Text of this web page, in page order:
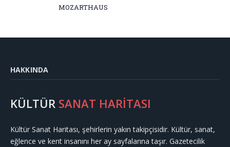
MOZARTHAUS
HAKKINDA
KÜLTÜR SANAT HARİTASI
Kültür Sanat Haritası, şehirlerin yakın takipçisidir. Kültür, sanat,
eğlence ve kent insanını her ay sayfalarına taşır. Gazetecilik